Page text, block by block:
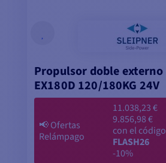
Propulsor doble externo
EX180D 120/180KG 24V
📢Ofertas
Relámpago
11.038,23 €
9.856,98 €
con el código
FLASH26
-10%